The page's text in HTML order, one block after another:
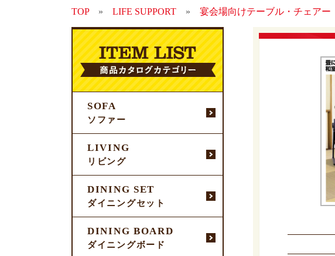
TOP» LIFE SUPPORT » 宴会場向けテーブル・チェアー
SOFA
ソファー
LIVING
リビング
DINING SET
ダイニングセット
DINING BOARD
ダイニングボード